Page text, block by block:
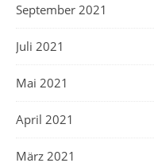
September 2021
Juli 2021
Mai 2021
April 2021
März 2021